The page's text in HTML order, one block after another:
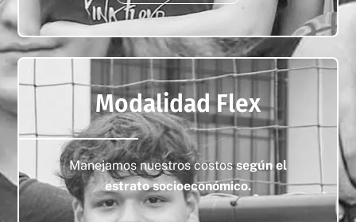
Modalidad Flex
Manejamos nuestros costossegún el
estrato socioeconómico.